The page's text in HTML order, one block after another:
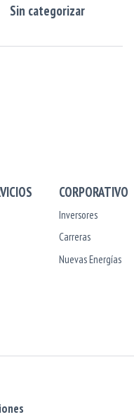
Sin categorizar
CORPORATIVO
Inversores
Carreras
Nuevas Energías